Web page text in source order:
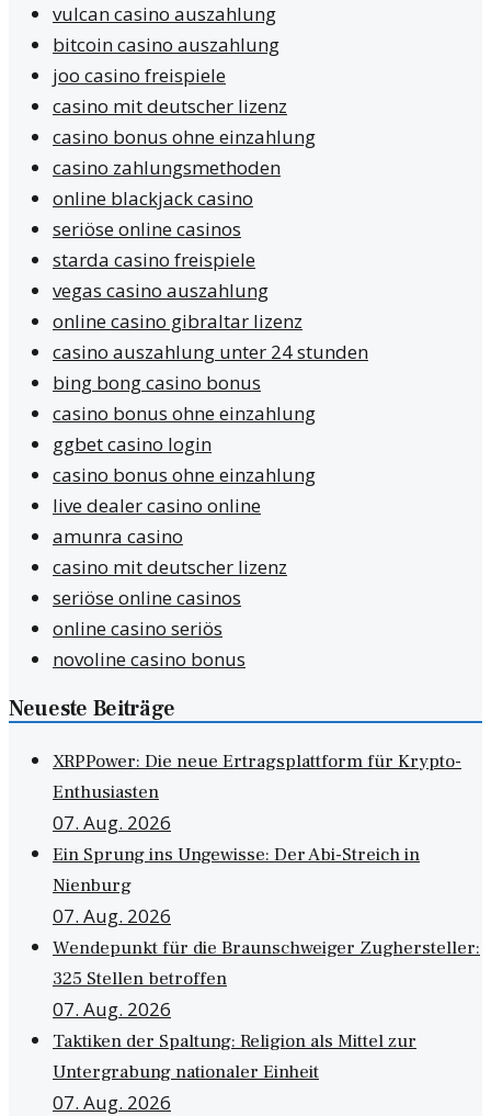
vulcan casino auszahlung
bitcoin casino auszahlung
joo casino freispiele
casino mit deutscher lizenz
casino bonus ohne einzahlung
casino zahlungsmethoden
online blackjack casino
seriöse online casinos
starda casino freispiele
vegas casino auszahlung
online casino gibraltar lizenz
casino auszahlung unter 24 stunden
bing bong casino bonus
casino bonus ohne einzahlung
ggbet casino login
casino bonus ohne einzahlung
live dealer casino online
amunra casino
casino mit deutscher lizenz
seriöse online casinos
online casino seriös
novoline casino bonus
Neueste Beiträge
XRPPower: Die neue Ertragsplattform für Krypto-
Enthusiasten
07. Aug. 2026
Ein Sprung ins Ungewisse: Der Abi-Streich in
Nienburg
07. Aug. 2026
Wendepunkt für die Braunschweiger Zughersteller:
325 Stellen betroffen
07. Aug. 2026
Taktiken der Spaltung: Religion als Mittel zur
Untergrabung nationaler Einheit
07. Aug. 2026